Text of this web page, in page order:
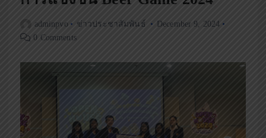
adminpvo ข่าวประชาสัมพันธ์
December 9, 2024
0 Comments